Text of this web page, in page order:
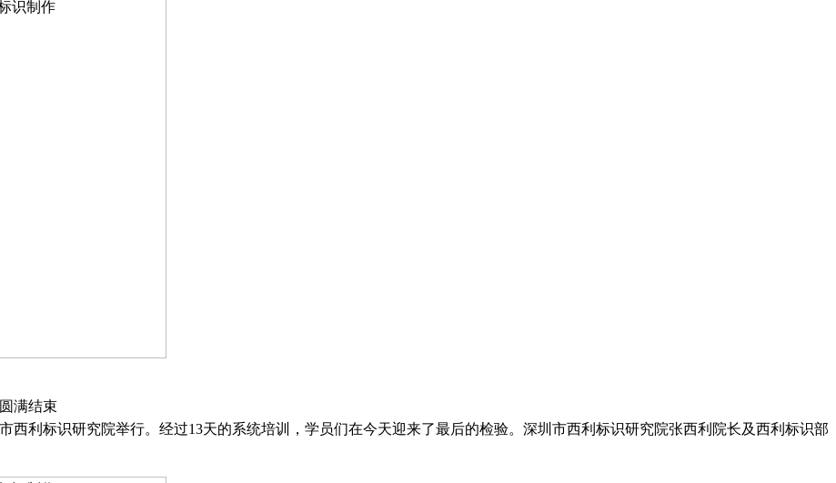
满结束
西利标识研究院举行。经过13天的系统培训，学员们在今天迎来了最后的检验。深圳市西利标识研究院张西利院长及西利标识部